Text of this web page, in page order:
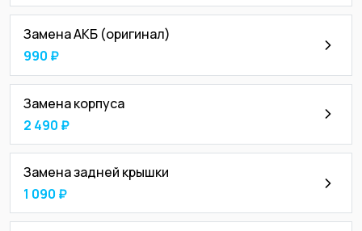
Замена АКБ (оригинал)
990 ₽
Замена корпуса
2 490 ₽
Замена задней крышки
1 090 ₽